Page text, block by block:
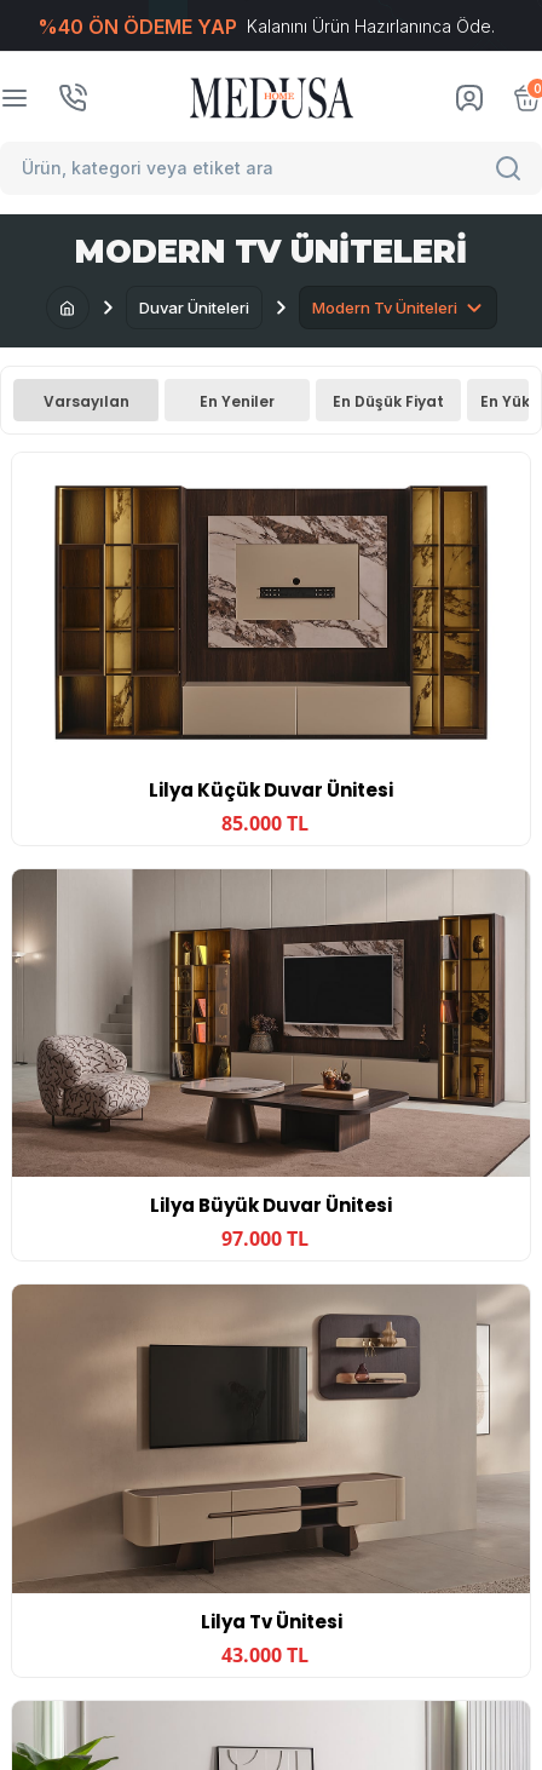
%40 ÖN ÖDEME YAP Kalanını Ürün Hazırlanınca Öde.
0
MODERN TV ÜNITELERI
Duvar Üniteleri Modern Tv Üniteleri
Varsayılan En Yeniler En Düşük Fiyat En
Lilya Küçük Duvar Ünitesi
85.000 TL
Lilya Büyük Duvar Ünitesi
97.000 TL
Lilya Tv Ünitesi
43.000 TL
T-Soft E-Ticaret Sistemleriyle Hazırlanmıştır.